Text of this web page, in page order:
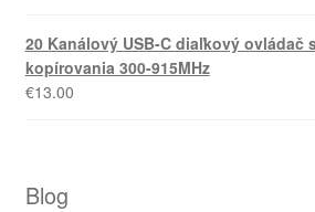
20 Kanálový USB-C diaľkový ovládač
kopírovania 300-915MHz
€13.00
Blog